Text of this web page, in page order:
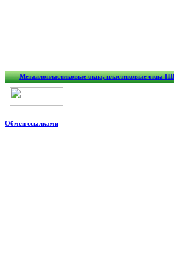
Металлопластиковые окна, пластиковые окна
Обмен ссылками